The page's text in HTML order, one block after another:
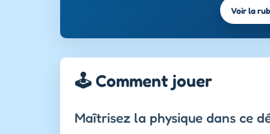
Voir la
🕹️ Comment jouer
Maîtrisez la physique dans ce